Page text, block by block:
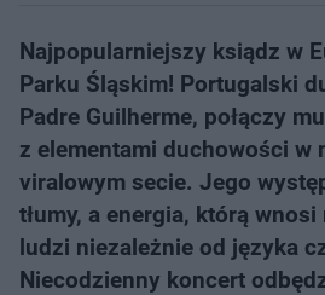
Najpopularniejszy ksiądz w
Parku Śląskim! Portugalski
Padre Guilherme, połączy
z elementami duchowości w
viralowym secie. Jego
tłumy, a energia, którą
ludzi niezależnie od języka
Niecodzienny koncert